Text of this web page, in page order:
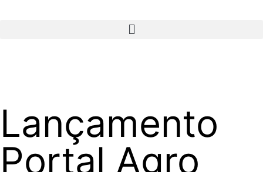
Lançamento
Portal Agro